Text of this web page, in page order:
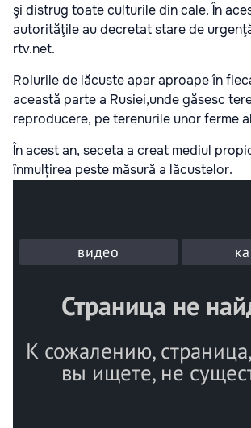
şi distrug toate culturile din cale. În
autorităţile au decretat stare de
rtv.net.
Roiurile de lăcuste apar aproape în
această parte a Rusiei,unde găsesc
reproducere, pe terenurile unor ferme
În acest an, seceta a creat mediul
înmulțirea peste măsură a lăcustelor.